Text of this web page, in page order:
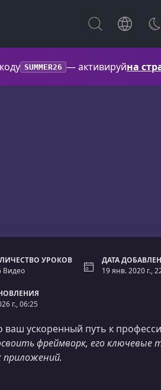
SUMMER26 — активируйна
УРОКОВ
Видео
ДАТА
19 янв. 2020 г.,
г., 06:25
ваш ускоренный путь к
фреймворк, его ключевые